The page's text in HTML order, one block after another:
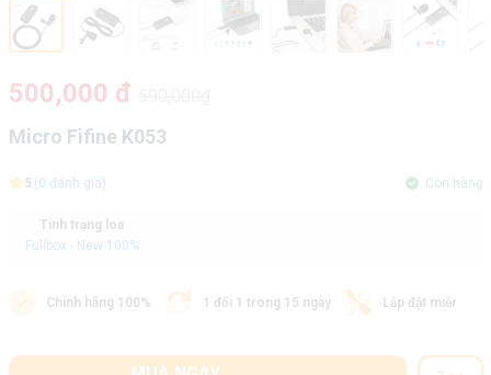
500,000 đ
Micro Fifine K053
5 (0 đánh giá) Còn hàng
Tình trạng loa
Fullbox - New 100%
Chính hãng 100% 1 đổi 1 trong 15 ngày Lắp đặt miễn phí